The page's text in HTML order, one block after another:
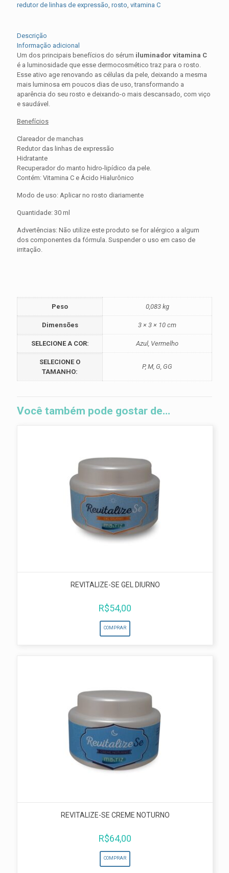
redutor de linhas de expressão, rosto, vitamina C
Descrição
Informação adicional
Um dos principais benefícios do sérum iluminador vitamina C
é a luminosidade que esse dermocosmético traz para o rosto.
Esse ativo age renovando as células da pele, deixando a mesma
mais luminosa em poucos dias de uso, transformando a
aparência do seu rosto e deixando-o mais descansado, com viço
e saudável.
Benefícios
Clareador de manchas
Redutor das linhas de expressão
Hidratante
Recuperador do manto hidro-lipídico da pele.
Contém: Vitamina C e Ácido Hialurônico
Modo de uso: Aplicar no rosto diariamente
Quantidade: 30 ml
Advertências: Não utilize este produto se for alérgico a algum
dos componentes da fórmula. Suspender o uso em caso de
irritação.
Peso 0,083 kg
Dimensões 3 × 3 × 10 cm
SELECIONE A COR: Azul, Vermelho
SELECIONE O
TAMANHO:
P, M, G, GG
Você também pode gostar de…
REVITALIZE-SE GEL DIURNO
R$54,00
COMPRAR
REVITALIZE-SE CREME NOTURNO
R$64,00
COMPRAR